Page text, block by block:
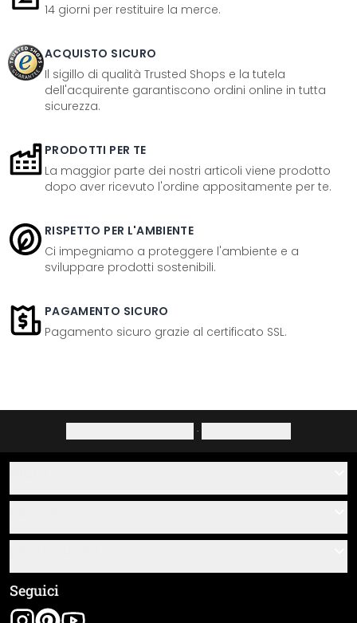
14 giorni per restituire la merce.
ACQUISTO SICURO
Il sigillo di qualità Trusted Shops e la tutela
dell'acquirente garantiscono ordini online in tutta
sicurezza.
PRODOTTI PER TE
La maggior parte dei nostri articoli viene prodotto
dopo aver ricevuto l'ordine appositamente per te.
RISPETTO PER L'AMBIENTE
Ci impegniamo a proteggere l'ambiente e a
sviluppare prodotti sostenibili.
PAGAMENTO SICURO
Pagamento sicuro grazie al certificato SSL.
·
Chi siamo
Istruzioni di posa e montaggio
Panoramica dei materiali
Termini e condizioni generali
Note legali
Seguici